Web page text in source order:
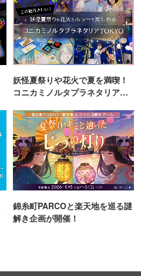
妖怪夏祭りや花火で夏を満喫！
コニカミノルタプラネタリア
錦糸町PARCOと楽天地を巡る謎
解き企画が開催！